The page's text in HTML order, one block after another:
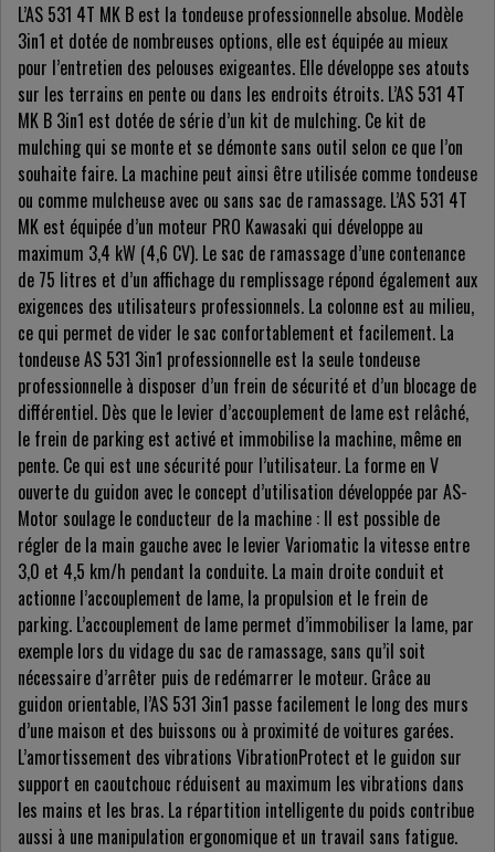
L’AS 531 4T MK B est la tondeuse professionnelle absolue. Modèle
3in1 et dotée de nombreuses options, elle est équipée au mieux
pour l’entretien des pelouses exigeantes. Elle développe ses atouts
sur les terrains en pente ou dans les endroits étroits. L’AS 531 4T
MK B 3in1 est dotée de série d’un kit de mulching. Ce kit de
mulching qui se monte et se démonte sans outil selon ce que l’on
souhaite faire. La machine peut ainsi être utilisée comme tondeuse
ou comme mulcheuse avec ou sans sac de ramassage. L’AS 531 4T
MK est équipée d’un moteur PRO Kawasaki qui développe au
maximum 3,4 kW (4,6 CV). Le sac de ramassage d’une contenance
de 75 litres et d’un affichage du remplissage répond également aux
exigences des utilisateurs professionnels. La colonne est au milieu,
ce qui permet de vider le sac confortablement et facilement. La
tondeuse AS 531 3in1 professionnelle est la seule tondeuse
professionnelle à disposer d’un frein de sécurité et d’un blocage de
différentiel. Dès que le levier d’accouplement de lame est relâché,
le frein de parking est activé et immobilise la machine, même en
pente. Ce qui est une sécurité pour l’utilisateur. La forme en V
ouverte du guidon avec le concept d’utilisation développée par AS-
Motor soulage le conducteur de la machine : Il est possible de
régler de la main gauche avec le levier Variomatic la vitesse entre
3,0 et 4,5 km/h pendant la conduite. La main droite conduit et
actionne l’accouplement de lame, la propulsion et le frein de
parking. L’accouplement de lame permet d’immobiliser la lame, par
exemple lors du vidage du sac de ramassage, sans qu’il soit
nécessaire d’arrêter puis de redémarrer le moteur. Grâce au
guidon orientable, l’AS 531 3in1 passe facilement le long des murs
d’une maison et des buissons ou à proximité de voitures garées.
L’amortissement des vibrations VibrationProtect et le guidon sur
support en caoutchouc réduisent au maximum les vibrations dans
les mains et les bras. La répartition intelligente du poids contribue
aussi à une manipulation ergonomique et un travail sans fatigue.